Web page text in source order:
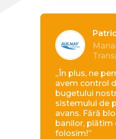
„În plus, ne
avem control
bugetului
sistemului de
avans. Fără
banilor, plătim
folosim!”